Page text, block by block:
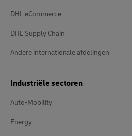
DHL eCommerce
DHL Supply Chain
Andere internationale afdelingen
Industriële sectoren
Auto-Mobility
Energy